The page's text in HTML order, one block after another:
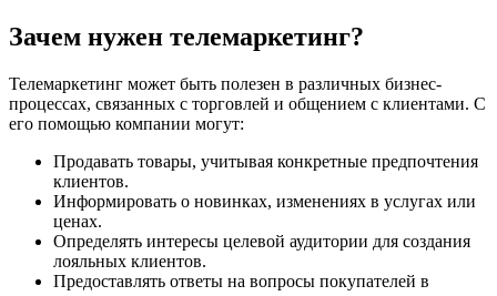
Зачем нужен телемаркетинг?
Телемаркетинг может быть полезен в различных бизнес-
процессах, связанных с торговлей и общением с клиентами. С
его помощью компании могут:
Продавать товары, учитывая конкретные предпочтения
клиентов.
Информировать о новинках, изменениях в услугах или
ценах.
Определять интересы целевой аудитории для создания
лояльных клиентов.
Предоставлять ответы на вопросы покупателей в